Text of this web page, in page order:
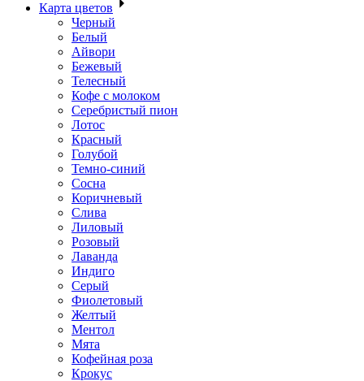
Карта цветов
Черный
Белый
Айвори
Бежевый
Телесный
Кофе с молоком
Серебристый пион
Лотос
Красный
Голубой
Темно-синий
Сосна
Коричневый
Слива
Лиловый
Розовый
Лаванда
Индиго
Серый
Фиолетовый
Желтый
Ментол
Мята
Кофейная роза
Крокус